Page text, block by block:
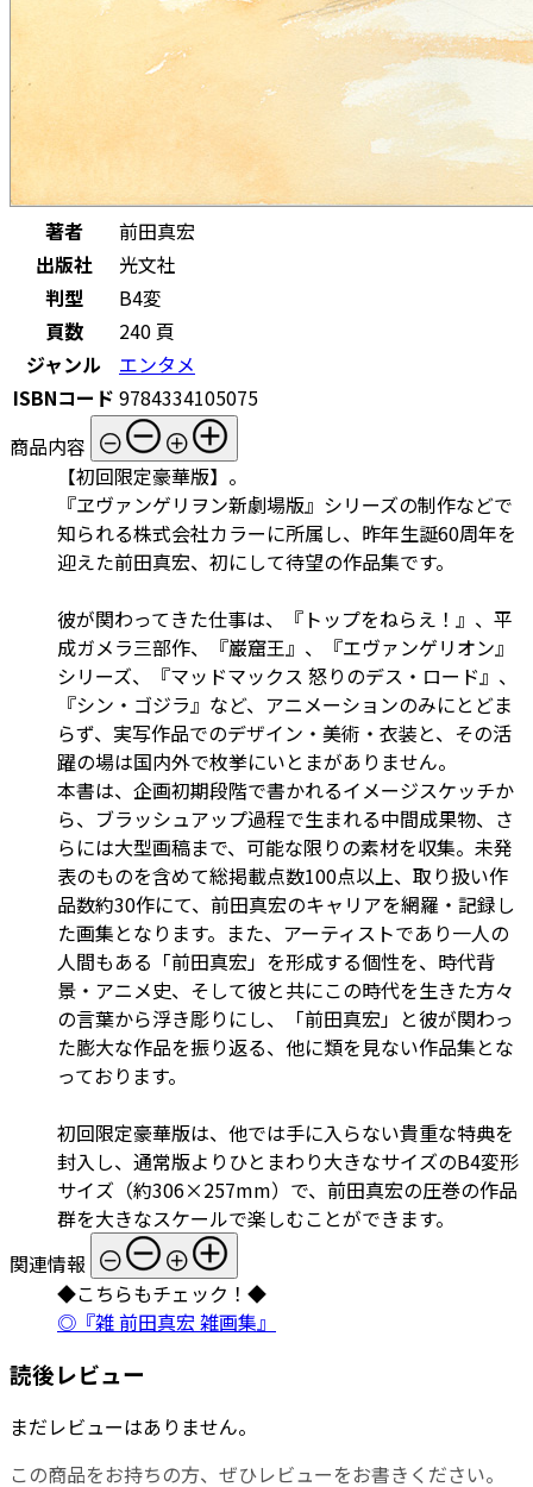
著者
前田真宏
出版社
光文社
判型
B4変
頁数
240 頁
ジャンル
エンタメ
ISBNコード 9784334105075
商品内容
【初回限定豪華版】。
『ヱヴァンゲリヲン新劇場版』シリーズの制作などで
知られる株式会社カラーに所属し、昨年生誕60周年を
迎えた前田真宏、初にして待望の作品集です。
彼が関わってきた仕事は、『トップをねらえ！』、平
成ガメラ三部作、『巌窟王』、『エヴァンゲリオン』
シリーズ、『マッドマックス 怒りのデス・ロード』、
『シン・ゴジラ』など、アニメーションのみにとどま
らず、実写作品でのデザイン・美術・衣装と、その活
躍の場は国内外で枚挙にいとまがありません。
本書は、企画初期段階で書かれるイメージスケッチか
ら、ブラッシュアップ過程で生まれる中間成果物、さ
らには大型画稿まで、可能な限りの素材を収集。未発
表のものを含めて総掲載点数100点以上、取り扱い作
品数約30作にて、前田真宏のキャリアを網羅・記録し
た画集となります。また、アーティストであり一人の
人間もある「前田真宏」を形成する個性を、時代背
景・アニメ史、そして彼と共にこの時代を生きた方々
の言葉から浮き彫りにし、「前田真宏」と彼が関わっ
た膨大な作品を振り返る、他に類を見ない作品集とな
っております。
初回限定豪華版は、他では手に入らない貴重な特典を
封入し、通常版よりひとまわり大きなサイズのB4変形
サイズ（約306×257mm）で、前田真宏の圧巻の作品
群を大きなスケールで楽しむことができます。
関連情報
◆こちらもチェック！◆
◎『雑 前田真宏 雑画集』
読後レビュー
まだレビューはありません。
この商品をお持ちの方、ぜひレビューをお書きください。